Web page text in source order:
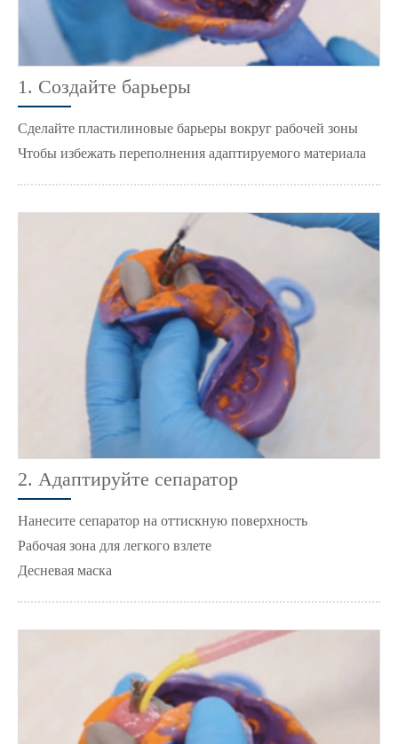
1. Создайте барьеры
Сделайте пластилиновые барьеры вокруг рабочей зоны
Чтобы избежать переполнения адаптируемого материала
2. Адаптируйте сепаратор
Нанесите сепаратор на оттискную поверхность
Рабочая зона для легкого взлете
Десневая маска